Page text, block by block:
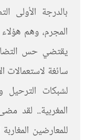
بالدرجة الأولى
المجرم، وهم
يقتضي حس
سائغة لاستعمالات
لشبكات الترحيل
المغربية.. لقد
للمعارضين